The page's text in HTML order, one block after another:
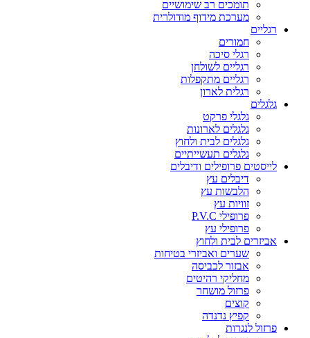
תומכים רב שימושיים
מערכת מידוף מודולרית
רגליים
חמורים
רגלי סיכה
רגליים לשולחן
רגליים מתקפלות
רגלית לארון
גלגלים
גלגלי פרקט
גלגלים לארונות
גלגלים לבית ולחוץ
גלגלים תעשייתיים
לייסטים פרופילים ודיבלים
דיבלים עץ
הלבשות עץ
זוויות עץ
פרופילי P.V.C
פרופילי עץ
אביזרים לבית ולחוץ
שערים ואביזרי בטיחות
אבזור לכביסה
מחליקי רהיטים
פרזול מושחר
קוצים
קפיץ נדנדה
פרזול לנגרות